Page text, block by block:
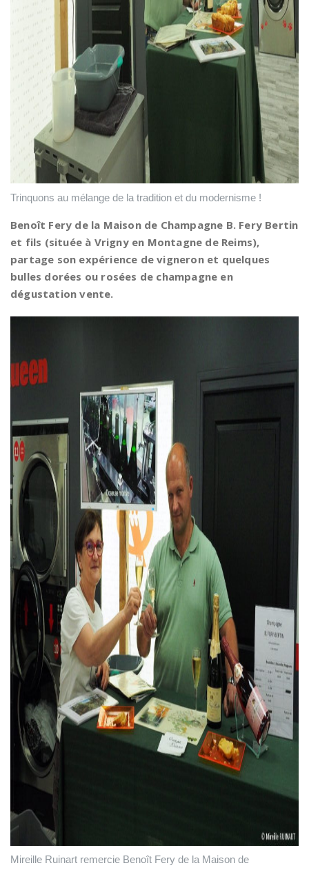
Trinquons au mélange de la tradition et du modernisme !
Benoît Fery de la Maison de Champagne B. Fery Bertin
et fils (située à Vrigny en Montagne de Reims),
partage son expérience de vigneron et quelques
bulles dorées ou rosées de champagne en
dégustation vente.
Mireille Ruinart remercie Benoît Fery de la Maison de